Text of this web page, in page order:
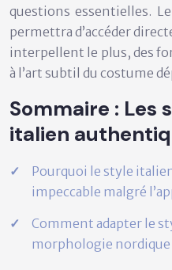
questions essentielles.
permettra d’accéder
interpellent le plus, des
à l’art subtil du costume
Sommaire : Les
italien
Pourquoi le style
impeccable malgré
Comment adapter le
morphologie nordique